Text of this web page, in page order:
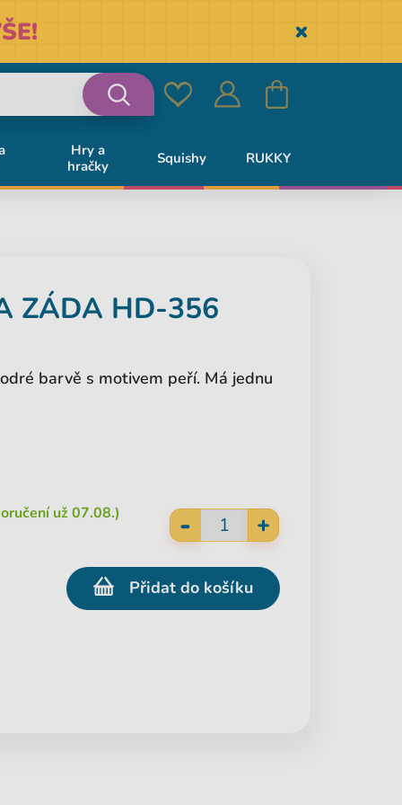
Skryť
OblíbenéPřihlásit Košík
Hry a
hračky
Squishy RUKKY
ZÁDA HD-356
barvě s motivem peří. Má jednu
už 07.08.) - +
Přidat do košíku